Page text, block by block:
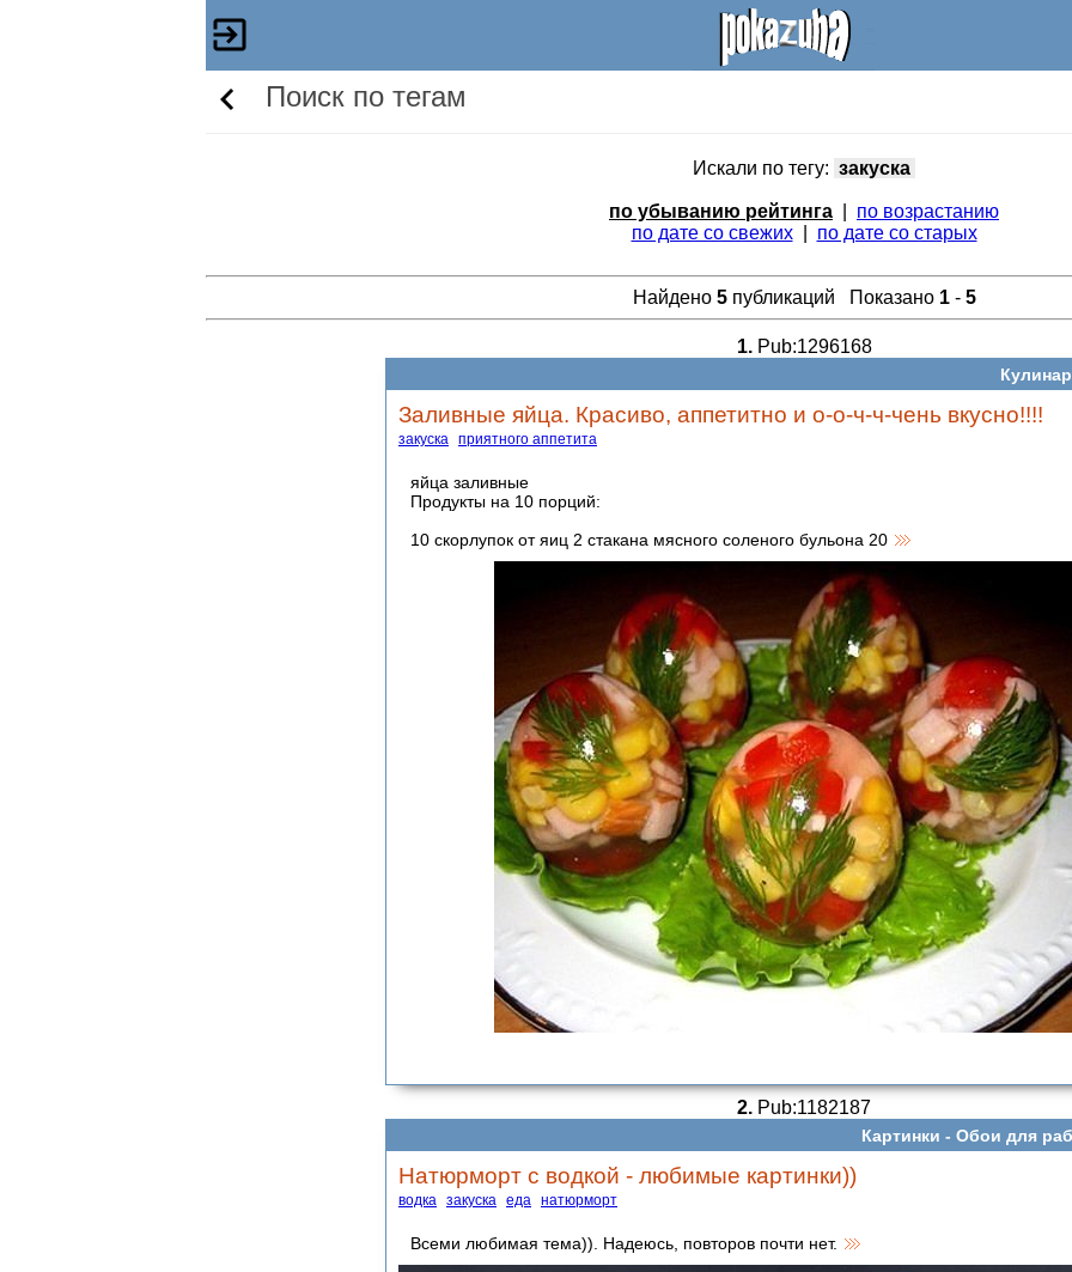
Поиск по тегам
Искали по тегу: закуска
по убыванию рейтинга
по возрастанию
по дате со свежих| по дате со старых
Найдено 5публикаций Показано 1- 5
1.Pub:1296168
Заливные яйца. Красиво, аппетитно и о-о-ч-ч-чень вкусно!!!!
закуска приятного аппетита
яйца заливные
Продукты на 10 порций:
10 скорлупок от яиц 2 стакана мясного соленого бульона 20
2. Pub:1182187
Картинки - Обои для
Натюрморт с водкой - любимые картинки))
водка закуска еда натюрморт
Всеми любимая тема)). Надеюсь, повторов почти нет.